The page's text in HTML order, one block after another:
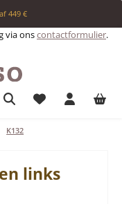
449 €
via onscontactformulier.
Je hebt 0 items
K132
links